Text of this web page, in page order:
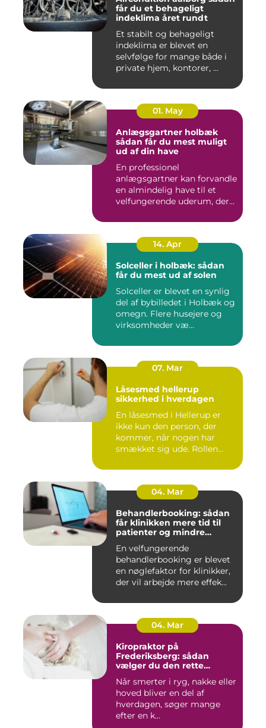
får du et behageligt
indeklima året rundt
Et stabilt og behageligt
indeklima er blevet en
selvfølge for mange både i
private hjem, kontorer, ...
01. May
Anlægsgartner holbæk
sådan får du mest muligt
ud af din have
En professionel
anlægsgartner kan forvandle
en almindelig have til et
velfungerende uderum, der
14. Apr
Solceller i holbæk: sådan
får du mest ud af solen
Solceller er blevet en synlig
del af bybilledet i Holbæk og
omegn. Flere husejere og
virksomheder væ...
07. Mar
Låsesmed hellerup
sikkerhed i hverdagen
En låsesmed i Hellerup er
ikke kun den person, der
kommer, når nogen har
smækket sig ude. Rollen
04. Mar
Behandlerbooking: sådan
får klinikken mere tid til
patienter og mindre
En velfungerende
behandlerbooking er blevet
en nøglefaktor for klinikker,
der vil arbejde mere effek...
04. Mar
Kiropraktor på
Frederiksberg: sådan
vælger du den rette
Når smerter i ryg, nakke eller
hoved bliver en del af
hverdagen, søger mange
efter en k...